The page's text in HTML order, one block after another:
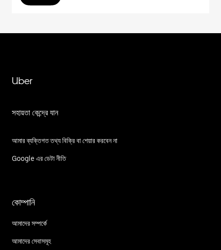
Uber
সহায়তা কেন্দ্রে যান
আমার ব্যক্তিগত তথ্য বিক্রি বা শেয়ার করবেন না
Google এর ডেটা নীতি
কোম্পানি
আমাদের সম্পর্কে
আমাদের সেবাসমূহ